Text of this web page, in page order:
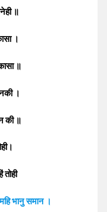
॥
।
॥
।
की ॥
भानु समान ।